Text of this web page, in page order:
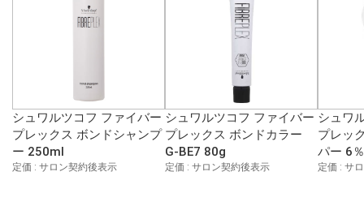
シュワルツコフ ファイバー
プレックス ボンドシャンプ
ー 250ml
定価 : サロン契約後表示
シュワルツコフ ファイバー
プレックス ボンドカラー
G-BE7 80g
定価 : サロン契約後表示
シュワ
プレッ
パー 6
定価 : サ